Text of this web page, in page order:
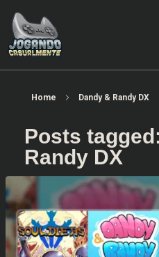
Home Dandy & Randy DX
Posts
Randy DX